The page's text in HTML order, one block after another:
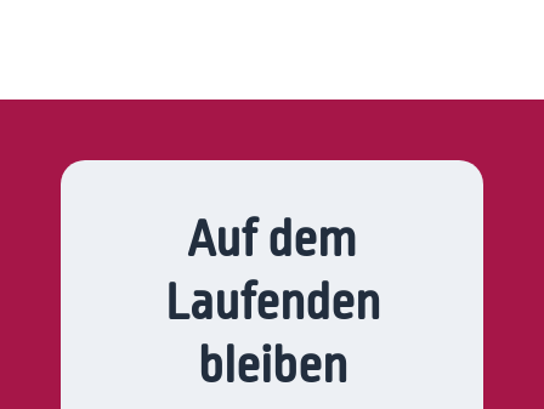
Auf dem
Laufenden
bleiben